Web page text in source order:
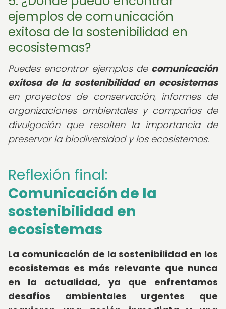
ejemplos de comunicación
exitosa de la sostenibilidad en
ecosistemas?
Puedes encontrar ejemplos de comunicación
exitosa de la sostenibilidad en ecosistemas
en proyectos de conservación, informes de
organizaciones ambientales y campañas de
divulgación que resalten la importancia de
preservar la biodiversidad y los ecosistemas.
Reflexión final:
Comunicación de la
sostenibilidad en
ecosistemas
La comunicación de la sostenibilidad en los
ecosistemas es más relevante que nunca
en la actualidad, ya que enfrentamos
desafíos ambientales urgentes que